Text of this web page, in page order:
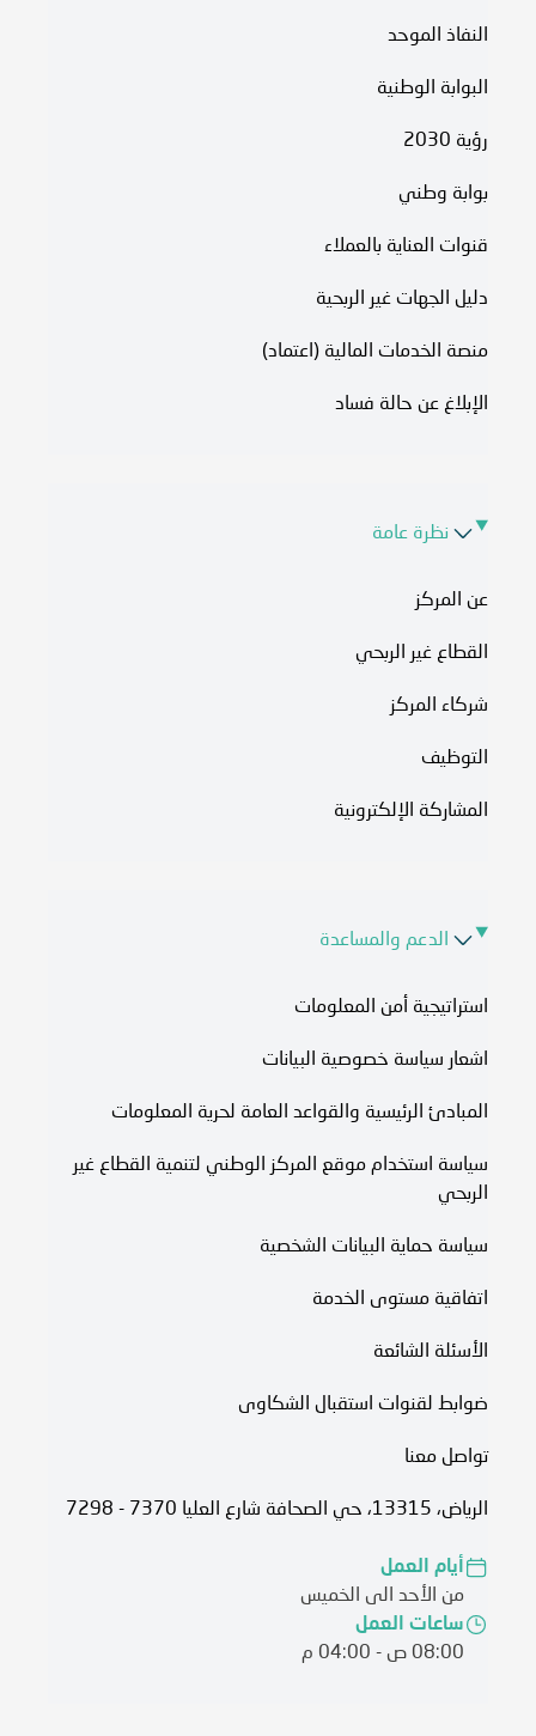
النفاذ الموحد
البوابة الوطنية
رؤية 2030
بوابة وطني
قنوات العناية بالعملاء
دليل الجهات غير الربحية
منصة الخدمات المالية (اعتماد)
الإبلاغ عن حالة فساد
نظرة عامة
عن المركز
القطاع غير الربحي
شركاء المركز
التوظيف
المشاركة الإلكترونية
الدعم والمساعدة
استراتيجية أمن المعلومات
اشعار سياسة خصوصية البيانات
المبادئ الرئيسية والقواعد العامة لحرية المعلومات
سياسة استخدام موقع المركز الوطني لتنمية القطاع غير
الربحي
سياسة حماية البيانات الشخصية
اتفاقية مستوى الخدمة​
الأسئلة الشائعة
ضوابط لقنوات استقبال الشكاوى
تواصل معنا
الرياض، 13315، حي الصحافة شارع العليا 7370 - 7298
أيام العمل
من الأحد الى الخميس
ساعات العمل
08:00 ص - 04:00 م